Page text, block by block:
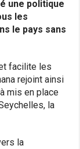
une politique
les
le pays sans
facilite les
rejoint ainsi
mis en place
la
la